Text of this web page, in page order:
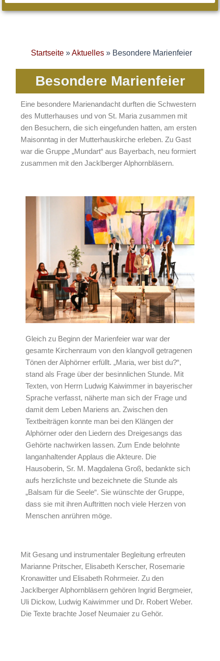
Startseite »Aktuelles » Besondere Marienfeier
Besondere Marienfeier
Eine besondere Marienandacht durften die Schwestern
des Mutterhauses und von St. Maria zusammen mit
den Besuchern, die sich eingefunden hatten, am ersten
Maisonntag in der Mutterhauskirche erleben. Zu Gast
war die Gruppe „Mundart“ aus Bayerbach, neu formiert
zusammen mit den Jacklberger Alphornbläsern.
Gleich zu Beginn der Marienfeier war war der
gesamte Kirchenraum von den klangvoll getragenen
Tönen der Alphörner erfüllt. „Maria, wer bist du?“,
stand als Frage über der besinnlichen Stunde. Mit
Texten, von Herrn Ludwig Kaiwimmer in bayerischer
Sprache verfasst, näherte man sich der Frage und
damit dem Leben Mariens an. Zwischen den
Textbeiträgen konnte man bei den Klängen der
Alphörner oder den Liedern des Dreigesangs das
Gehörte nachwirken lassen. Zum Ende belohnte
langanhaltender Applaus die Akteure. Die
Hausoberin, Sr. M. Magdalena Groß, bedankte sich
aufs herzlichste und bezeichnete die Stunde als
„Balsam für die Seele“. Sie wünschte der Gruppe,
dass sie mit ihren Auftritten noch viele Herzen von
Menschen anrühren möge.
Mit Gesang und instrumentaler Begleitung erfreuten
Marianne Pritscher, Elisabeth Kerscher, Rosemarie
Kronawitter und Elisabeth Rohrmeier. Zu den
Jacklberger Alphornbläsern gehören Ingrid Bergmeier,
Uli Dickow, Ludwig Kaiwimmer und Dr. Robert Weber.
Die Texte brachte Josef Neumaier zu Gehör.